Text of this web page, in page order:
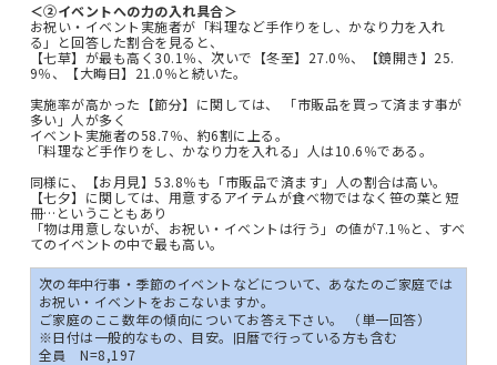
＜②イベントへの力の入れ具合＞
お祝い・イベント実施者が「料理など手作りをし、かなり力を入れ
る」と回答した割合を見ると、
【七草】が最も高く30.1％、次いで【冬至】27.0％、【鏡開き】25.
9％、【大晦日】21.0％と続いた。
実施率が高かった【節分】に関しては、 「市販品を買って済ます事が
多い」人が多く
イベント実施者の58.7％、約6割に上る。
「料理など手作りをし、かなり力を入れる」人は10.6％である。
同様に、【お月見】53.8％も「市販品で済ます」人の割合は高い。
【七夕】に関しては、用意するアイテムが食べ物ではなく笹の葉と短
冊…ということもあり
「物は用意しないが、お祝い・イベントは行う」の値が7.1％と、すべ
てのイベントの中で最も高い。
次の年中行事・季節のイベントなどについて、あなたのご家庭では
お祝い・イベントをおこないますか。
ご家庭のここ数年の傾向についてお答え下さい。 （単一回答）
※日付は一般的なもの、目安。旧暦で行っている方も含む
全員 N=8,197